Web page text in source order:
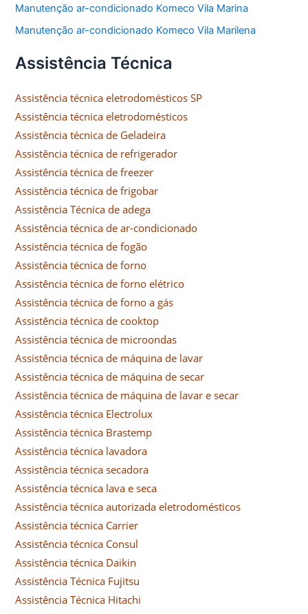
Manutenção ar-condicionado Komeco Vila Marina
Manutenção ar-condicionado Komeco Vila Marilena
Assistência Técnica
Assistência técnica eletrodomésticos SP
Assistência técnica eletrodomésticos
Assistência técnica de Geladeira
Assistência técnica de refrigerador
Assistência técnica de freezer
Assistência técnica de frigobar
Assistência Técnica de adega
Assistência técnica de ar-condicionado
Assistência técnica de fogão
Assistência técnica de forno
Assistência técnica de forno elétrico
Assistência técnica de forno a gás
Assistência técnica de cooktop
Assistência técnica de microondas
Assistência técnica de máquina de lavar
Assistência técnica de máquina de secar
Assistência técnica de máquina de lavar e secar
Assistência técnica Electrolux
Assistência técnica Brastemp
Assistência técnica lavadora
Assistência técnica secadora
Assistência técnica lava e seca
Assistência técnica autorizada eletrodomésticos
Assistência técnica Carrier
Assistência técnica Consul
Assistência técnica Daikin
Assistência Técnica Fujitsu
Assistência Técnica Hitachi